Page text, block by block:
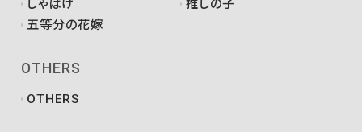
しゃばけ
推しの子
五等分の花嫁
OTHERS
OTHERS